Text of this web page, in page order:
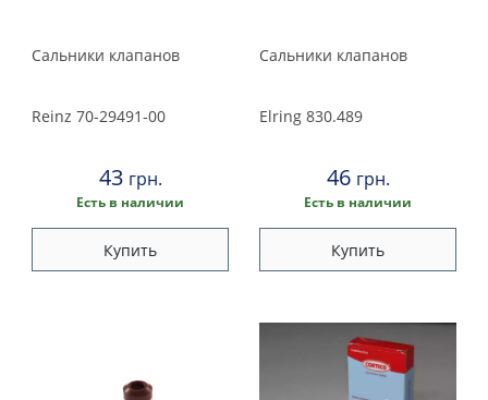
Сальники клапанов
Reinz 70-29491-00
43 грн.
Есть в наличии
Купить
Сальники клапанов
Elring 830.489
46 грн.
Есть в наличии
Купить